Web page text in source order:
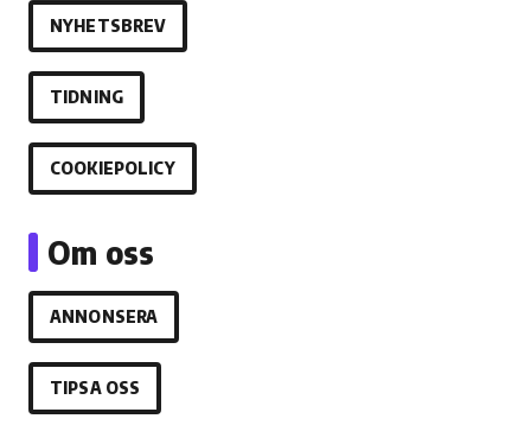
NYHETSBREV
TIDNING
COOKIEPOLICY
Om oss
ANNONSERA
TIPSA OSS